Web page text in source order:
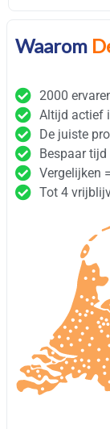
Waarom
2000
Altijd actief
De juiste
Bespaar tijd
Vergelijken
Tot 4